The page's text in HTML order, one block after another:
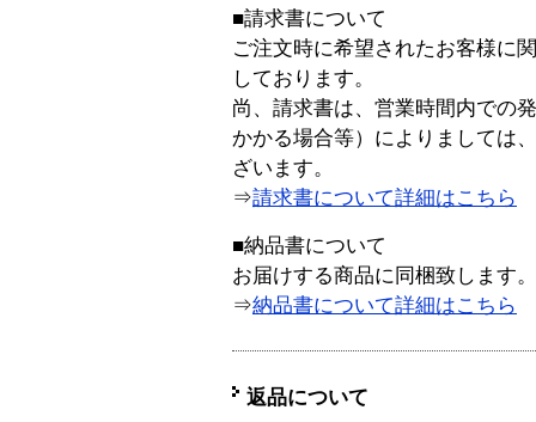
■請求書について
ご注文時に希望されたお客様に
しております。
尚、請求書は、営業時間内での
かかる場合等）によりましては
ざいます。
⇒請求書について詳細はこちら
■納品書について
お届けする商品に同梱致します。
⇒納品書について詳細はこちら
返品について